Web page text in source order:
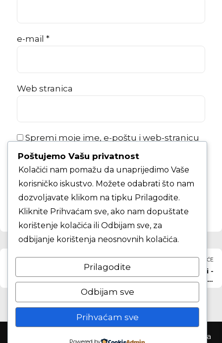
e-mail *
Web stranica
Spremi moje ime, e-poštu i web-stranicu
u ovom internet pregledniku za sljedeći
put kada budem komentirao.
KOMENTAR ČLANKA
PRETHODNO
kadeti - KK Gorica
SLJEDEĆE
KK Ivanić mlađi kadeti -
KK Samobor mlađi
Košarkaški klub Samobor ©2026. Sva prva pridržana
Poštujemo Vašu privatnost
Kolačići nam pomažu da unaprijedimo Vaše
korisničko iskustvo. Možete odabrati što nam
dozvoljavate klikom na tipku Prilagodite.
Kliknite Prihvaćam sve, ako nam dopuštate
korištenje kolačića ili Odbijam sve, za
odbijanje korištenja neosnovnih kolačića.
Prilagodite
Odbijam sve
Prihvaćam sve
Powered by